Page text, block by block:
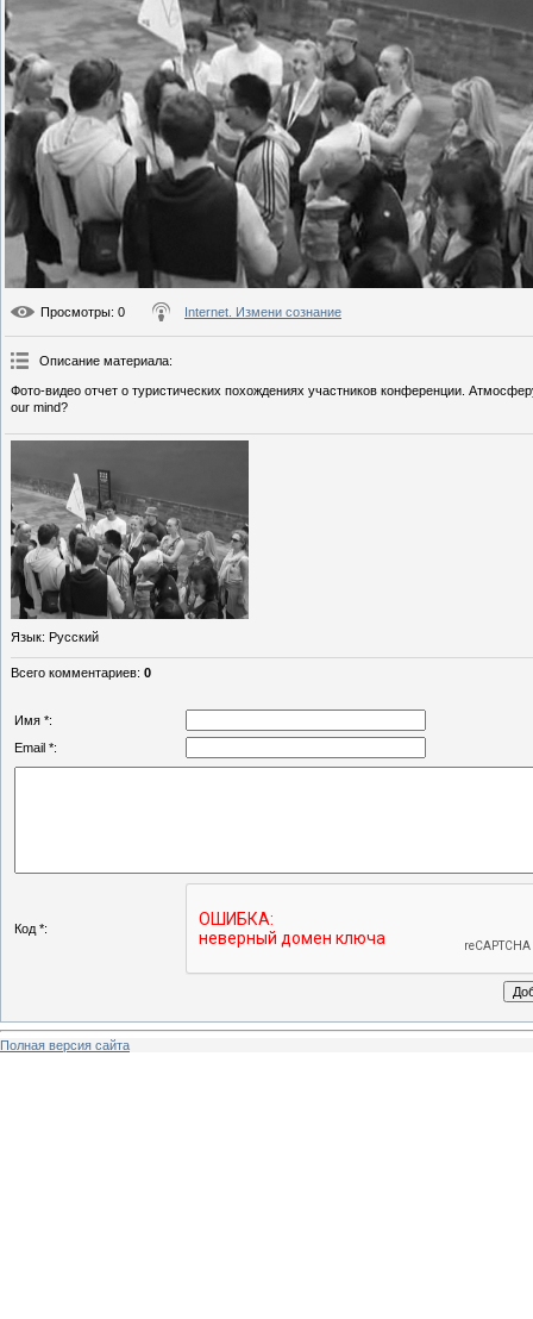
Просмотры: 0 Internet. Измени сознание
Описание материала:
Фото-видео отчет о туристических похождениях участников конференции.
our mind?
Язык: Русский
Всего комментариев: 0
Имя *:
Email *:
Код *:
Полная версия сайта